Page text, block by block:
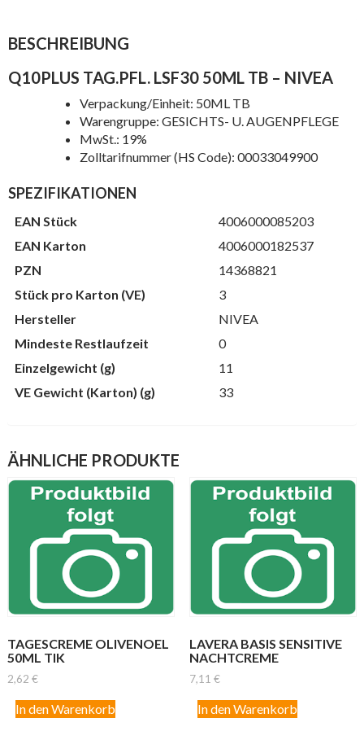
BESCHREIBUNG
Q10PLUS TAG.PFL. LSF30 50ML TB – NIVEA
Verpackung/Einheit: 50ML TB
Warengruppe: GESICHTS- U. AUGENPFLEGE
MwSt.: 19%
Zolltarifnummer (HS Code): 00033049900
SPEZIFIKATIONEN
EAN Stück
4006000085203
EAN Karton
4006000182537
PZN
14368821
Stück pro Karton (VE)
3
Hersteller
NIVEA
Mindeste Restlaufzeit
0
Einzelgewicht (g)
11
VE Gewicht (Karton) (g)
33
ÄHNLICHE PRODUKTE
TAGESCREME OLIVENOEL
50ML TIK
2,62 €
In den Warenkorb
LAVERA BASIS SENSITIVE
NACHTCREME
7,11 €
In den Warenkorb